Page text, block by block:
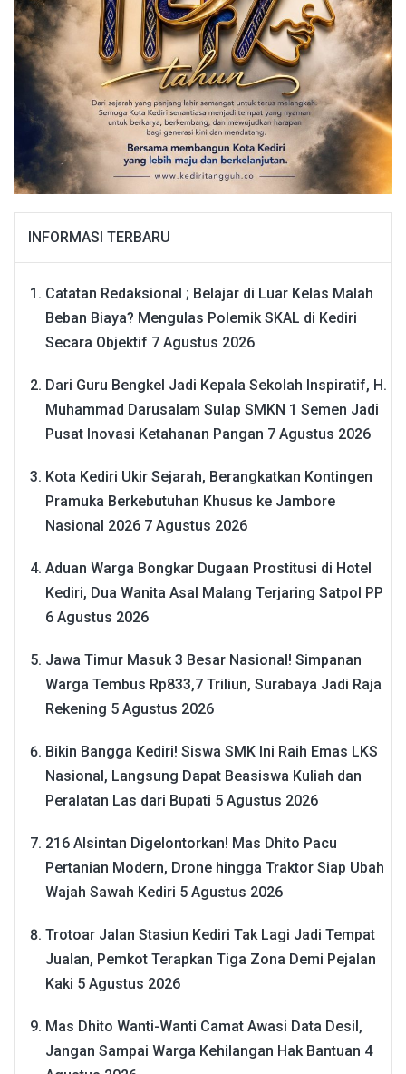
INFORMASI TERBARU
Catatan Redaksional ; Belajar di Luar Kelas Malah
Beban Biaya? Mengulas Polemik SKAL di Kediri
Secara Objektif 7 Agustus 2026
Dari Guru Bengkel Jadi Kepala Sekolah Inspiratif, H.
Muhammad Darusalam Sulap SMKN 1 Semen Jadi
Pusat Inovasi Ketahanan Pangan 7 Agustus 2026
Kota Kediri Ukir Sejarah, Berangkatkan Kontingen
Pramuka Berkebutuhan Khusus ke Jambore
Nasional 2026 7 Agustus 2026
Aduan Warga Bongkar Dugaan Prostitusi di Hotel
Kediri, Dua Wanita Asal Malang Terjaring Satpol PP
6 Agustus 2026
Jawa Timur Masuk 3 Besar Nasional! Simpanan
Warga Tembus Rp833,7 Triliun, Surabaya Jadi Raja
Rekening 5 Agustus 2026
Bikin Bangga Kediri! Siswa SMK Ini Raih Emas LKS
Nasional, Langsung Dapat Beasiswa Kuliah dan
Peralatan Las dari Bupati 5 Agustus 2026
216 Alsintan Digelontorkan! Mas Dhito Pacu
Pertanian Modern, Drone hingga Traktor Siap Ubah
Wajah Sawah Kediri 5 Agustus 2026
Trotoar Jalan Stasiun Kediri Tak Lagi Jadi Tempat
Jualan, Pemkot Terapkan Tiga Zona Demi Pejalan
Kaki 5 Agustus 2026
Mas Dhito Wanti-Wanti Camat Awasi Data Desil,
Jangan Sampai Warga Kehilangan Hak Bantuan 4